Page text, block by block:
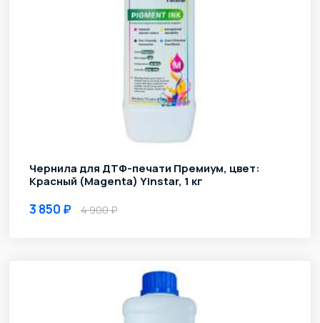
Чернила для ДТФ-печати Премиум, цвет:
Красный (Magenta) Yinstar, 1 кг
3 850 4 900